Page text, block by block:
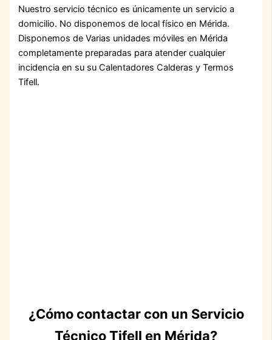
Nuestro servicio técnico es únicamente un servicio a
domicilio. No disponemos de local físico en Mérida.
Disponemos de Varias unidades móviles en Mérida
completamente preparadas para atender cualquier
incidencia en su su Calentadores Calderas y Termos
Tifell.
¿Cómo contactar con un Servicio
Técnico Tifell en Mérida?